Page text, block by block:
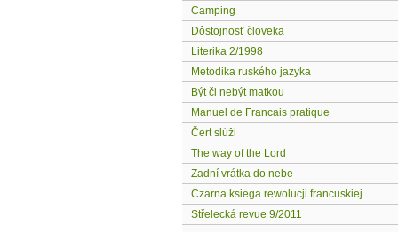
Camping
Dôstojnosť človeka
Literika 2/1998
Metodika ruského jazyka
Být či nebýt matkou
Manuel de Francais pratique
Čert slúži
The way of the Lord
Zadní vrátka do nebe
Czarna ksiega rewolucji francuskiej
Střelecká revue 9/2011